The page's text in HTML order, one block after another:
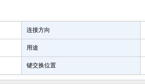
连接方向
用途
键交换位置